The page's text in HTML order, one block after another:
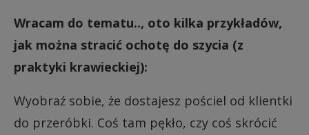
Wracam do tematu.., oto kilka przykładów,
jak można stracić ochotę do szycia (z
praktyki krawieckiej):
Wyobraź sobie, że dostajesz pościel od klientki
do przeróbki. Coś tam pękło, czy coś skrócić